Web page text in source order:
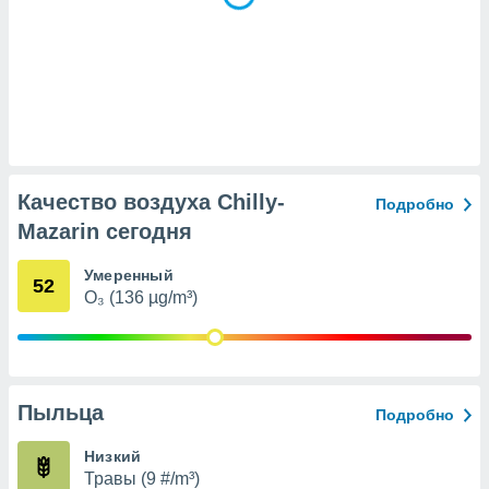
выбора
выбора
Качество воздуха Chilly-
Mazarin сегодня
Подробно
52 Умеренный
O₃ (136 µg/m³)
Пыльца Подробно
Низкий
Травы (9 #/m³)